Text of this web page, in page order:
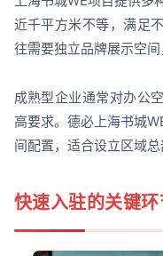
近千平方米不等，满足
往需要独立品牌展示空
成熟型企业通常对办公
高要求。德必上海书城
间配置，适合设立区域总
快速入驻的关键